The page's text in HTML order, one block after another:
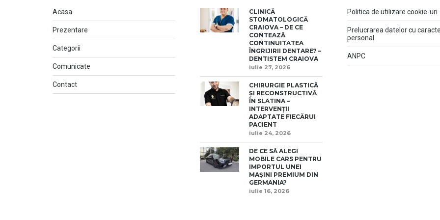
Acasa
Prezentare
Categorii
Comunicate
Contact
CLINICĂ
STOMATOLOGICĂ
CRAIOVA – DE CE
CONTEAZĂ
CONTINUITATEA
ÎNGRIJIRII DENTARE? –
DENTISTEM CRAIOVA
iulie 27, 2026
CHIRURGIE PLASTICĂ
ȘI RECONSTRUCTIVĂ
ÎN SLATINA –
INTERVENȚII
ADAPTATE FIECĂRUI
PACIENT
iulie 24, 2026
DE CE SĂ ALEGI
MOBILE CARS PENTRU
IMPORTUL UNEI
MAȘINI PREMIUM DIN
GERMANIA?
iulie 16, 2026
Politica de utilizare cookie-uri
Prelucrarea datelor cu
personal
ANPC